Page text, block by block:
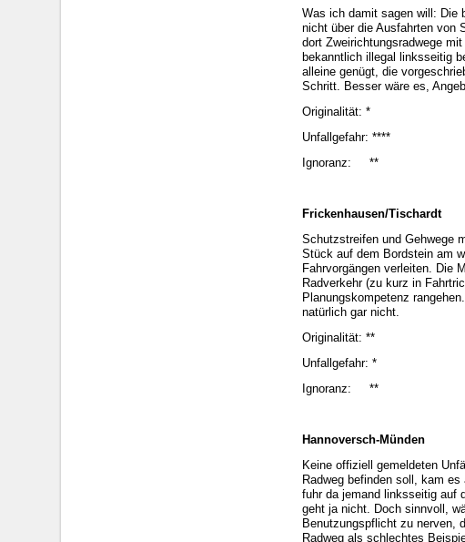
Was ich damit sagen will: Die
nicht über die Ausfahrten von
dort Zweirichtungsradwege
bekanntlich illegal linksseitig
alleine genügt, die
Schritt. Besser wäre es,
Originalität: *
Unfallgefahr: ****
Ignoranz: **
Frickenhausen/Tischardt
Schutzstreifen und Gehwege
Stück auf dem Bordstein am
Fahrvorgängen verleiten. Die
Radverkehr (zu kurz in
Planungskompetenz
natürlich gar nicht.
Originalität: **
Unfallgefahr: *
Ignoranz: **
Hannoversch-Münden
Keine offiziell gemeldeten
Radweg befinden soll, kam
fuhr da jemand linksseitig auf
geht ja nicht. Doch sinnvoll,
Benutzungspflicht zu nerven,
Radweg als schlechtes